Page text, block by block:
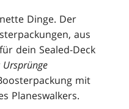
Dinge. Der
aus
dein Sealed-Deck
Ursprünge
mit
Planeswalkers.